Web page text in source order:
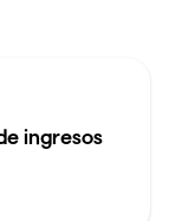
ingresos